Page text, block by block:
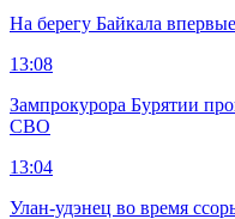
На берегу Байкала
13:08
Зампрокурора Бурятии
СВО
13:04
Улан-удэнец во время